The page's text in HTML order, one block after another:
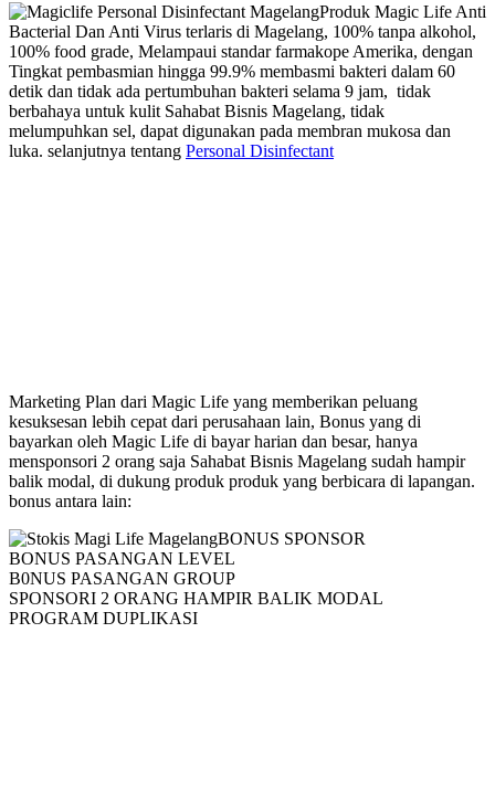
Produk Magic Life Anti
Bacterial Dan Anti Virus terlaris di Magelang, 100% tanpa alkohol,
100% food grade, Melampaui standar farmakope Amerika, dengan
Tingkat pembasmian hingga 99.9% membasmi bakteri dalam 60
detik dan tidak ada pertumbuhan bakteri selama 9 jam, tidak
berbahaya untuk kulit Sahabat Bisnis Magelang, tidak
melumpuhkan sel, dapat digunakan pada membran mukosa dan
luka. selanjutnya tentang Personal Disinfectant
Marketing Plan dari Magic Life yang memberikan peluang
kesuksesan lebih cepat dari perusahaan lain, Bonus yang di
bayarkan oleh Magic Life di bayar harian dan besar, hanya
mensponsori 2 orang saja Sahabat Bisnis Magelang sudah hampir
balik modal, di dukung produk produk yang berbicara di lapangan.
bonus antara lain:
BONUS SPONSOR
BONUS PASANGAN LEVEL
B0NUS PASANGAN GROUP
SPONSORI 2 ORANG HAMPIR BALIK MODAL
PROGRAM DUPLIKASI